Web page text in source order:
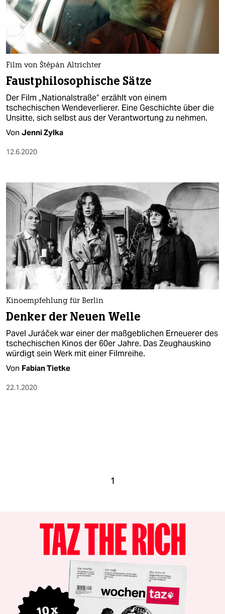
Film von Štěpán Altrichter
Faustphilosophische Sätze
Der Film „Nationalstraße“ erzählt von einem
tschechischen Wendeverlierer. Eine Geschichte über die
Unsitte, sich selbst aus der Verantwortung zu nehmen.
Von Jenni Zylka
12.6.2020
Kinoempfehlung für Berlin
Denker der Neuen Welle
Pavel Juráček war einer der maßgeblichen Erneuerer des
tschechischen Kinos der 60er Jahre. Das Zeughauskino
würdigt sein Werk mit einer Filmreihe.
Von Fabian Tietke
22.1.2020
1